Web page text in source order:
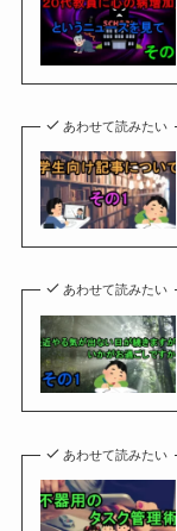
あわせて読みたい
あわせて読みたい
あわせて読みたい